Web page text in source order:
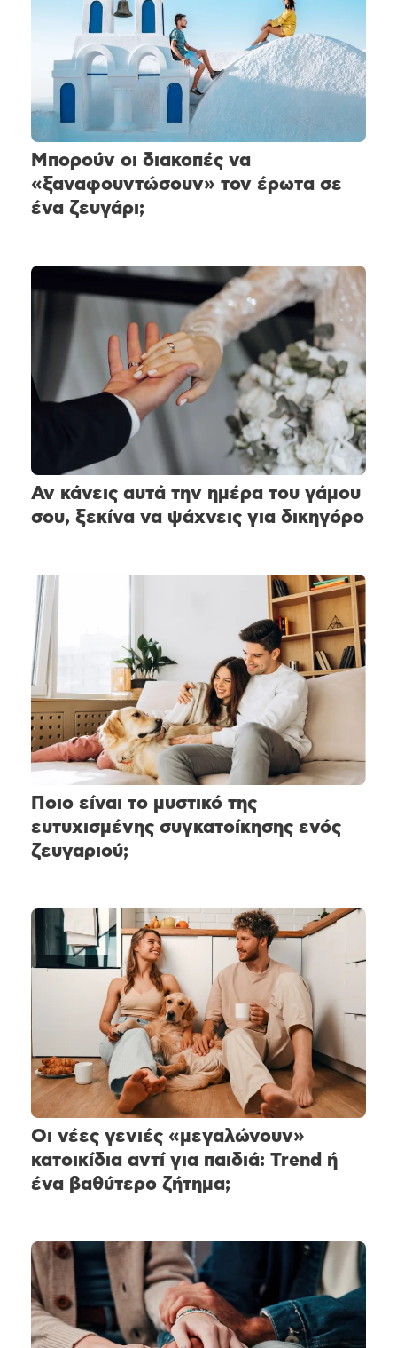
Μπορούν οι διακοπές να
«ξαναφουντώσουν» τον έρωτα σε
ένα ζευγάρι;
Αν κάνεις αυτά την ημέρα του γάμου
σου, ξεκίνα να ψάχνεις για δικηγόρο
Ποιο είναι το μυστικό της
ευτυχισμένης συγκατοίκησης ενός
ζευγαριού;
Οι νέες γενιές «μεγαλώνουν»
κατοικίδια αντί για παιδιά: Trend ή
ένα βαθύτερο ζήτημα;